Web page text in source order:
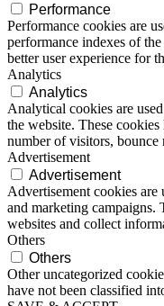
Performance
Performance cookies are
performance indexes of
better user experience for
Analytics
Analytics
Analytical cookies are
the website. These
number of visitors, bounce
Advertisement
Advertisement
Advertisement cookies
and marketing campaigns.
websites and collect
Others
Others
Other uncategorized
have not been classified